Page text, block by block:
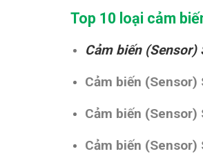
Top 10 loại cảm
Cảm biến (Sensor)
Cảm biến (Sensor)
Cảm biến (Sensor)
Cảm biến (Sensor)